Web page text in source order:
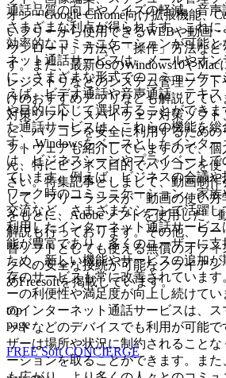
通話品質の向上やノイズの軽減、音声
さまざまな利点が得られます。これ
効率的なコミュニケーションが可能
ネット通話サービスは、メールやオ
に、さまざまな形式でのコミュニケー
えば、ビデオ通話や音声通話、テキ
や目的に応じて選択することができま
た通話サービスは、これらの機能を
す。 Windowsをベースとしたインタ
は、ビジネスシーンやプライベート
ています。例えば、ビジネスの会議や
ワーク時のコミュニケーション、家
交流など、さまざまなシーンで活躍し
利用したインターネット通話サービ
能が豊富であり、多くのユーザーに
ため、新しい機能やサービスの追加
存のサービスも常に改善されていま
ーの利便性や満足度が向上し続けてい
のインターネット通話サービスは、
ットなどのデバイスでも利用が可能
ザーは場所や状況に制約されること
ーションを取ることができます。ま
オン・Google Chrome向け拡張機能、
いフリーから使用できるWEBや動画
ウンロード」方法や「操作」方法な
す。また、最新OSのWindows10や
レジストリなどのシステム管理ソフト
けのおすすめアプリなども解説して
対策ソフト、スパイウェア対策ソフ
ど、パソコンを安全に利用するため
フトウェアも紹介していますので、
ん、特にビジネス目的でパソコンを
さい。特集記事としまして、動画制
して、フリーランスが「動画の使い
をもとに、Adobeソフトを使用した「
解説も行っております。その他、ワ
替ソフトとしても使える無償のオフ
クへの安全な接続が可能なクライア
めFreesoftを掲載しています。
top
page
FREE Soft CONCIERGE